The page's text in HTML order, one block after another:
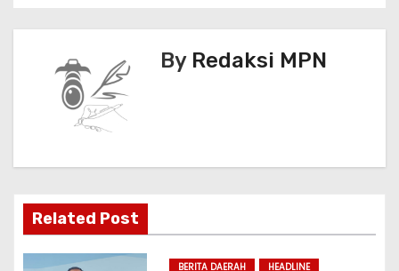
p
o
s
By Redaksi MPN
Related Post
BERITA DAERAH HEADLINE